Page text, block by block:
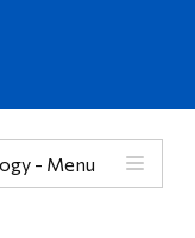
- Menu